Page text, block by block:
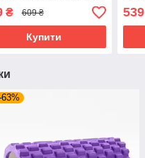
OSPORT 33*14см (MS
9) Синій
₴ 609 ₴
Купити
539